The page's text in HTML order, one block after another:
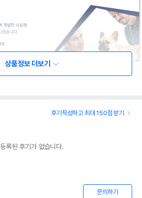
상품정보 더보기
후기작성하고 최대 150점 받기
등록된 후기가 없습니다.
문의하기